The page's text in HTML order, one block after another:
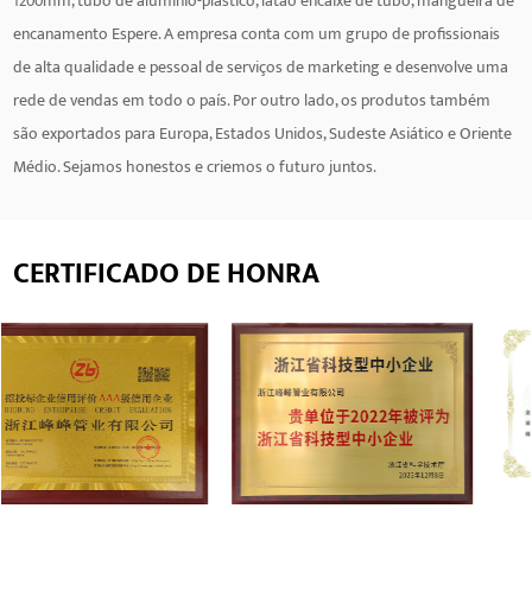
encanamento Espere. A empresa conta com um grupo de profissionais
de alta qualidade e pessoal de serviços de marketing e desenvolve uma
rede de vendas em todo o país. Por outro lado, os produtos também
são exportados para Europa, Estados Unidos, Sudeste Asiático e Oriente
Médio. Sejamos honestos e criemos o futuro juntos.
CERTIFICADO DE HONRA